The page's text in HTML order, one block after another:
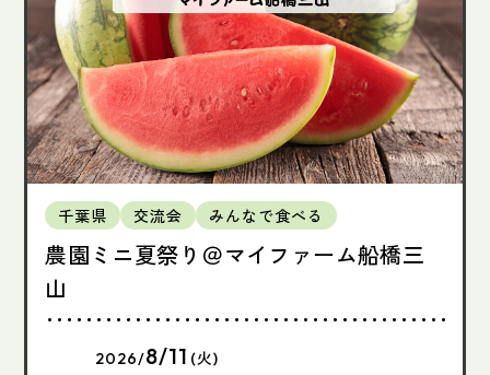
千葉県 交流会 みんなで食べる
農園ミニ夏祭り＠マイファーム船橋三
山
2026/8/11 (火)